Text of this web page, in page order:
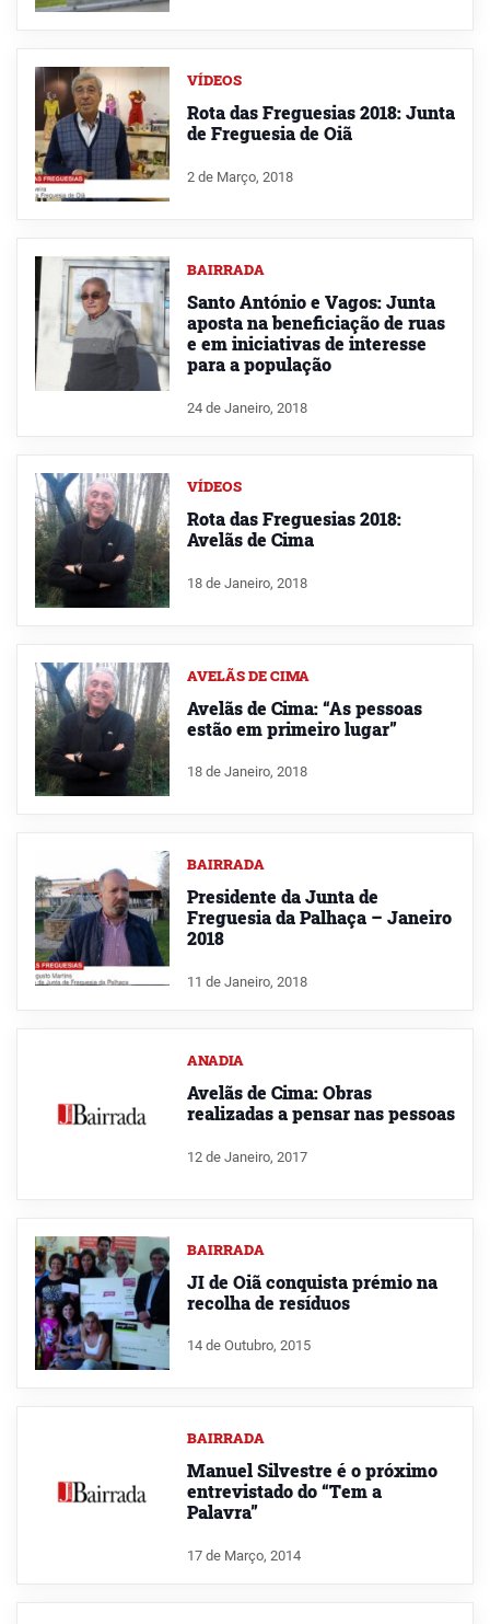
VÍDEOS
Rota das Freguesias 2018: Junta
de Freguesia de Oiã
2 de Março, 2018
BAIRRADA
Santo António e Vagos: Junta
aposta na beneficiação de ruas
e em iniciativas de interesse
para a população
24 de Janeiro, 2018
VÍDEOS
Rota das Freguesias 2018:
Avelãs de Cima
18 de Janeiro, 2018
AVELÃS DE CIMA
Avelãs de Cima: “As pessoas
estão em primeiro lugar”
18 de Janeiro, 2018
BAIRRADA
Presidente da Junta de
Freguesia da Palhaça – Janeiro
2018
11 de Janeiro, 2018
ANADIA
Avelãs de Cima: Obras
realizadas a pensar nas pessoas
12 de Janeiro, 2017
BAIRRADA
JI de Oiã conquista prémio na
recolha de resíduos
14 de Outubro, 2015
BAIRRADA
Manuel Silvestre é o próximo
entrevistado do “Tem a
Palavra”
17 de Março, 2014